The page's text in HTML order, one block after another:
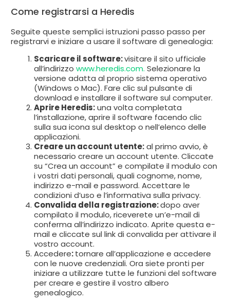
Come registrarsi a Heredis
Seguite queste semplici istruzioni passo passo per
registrarvi e iniziare a usare il software di genealogia:
Scaricare il software:visitare il sito ufficiale
all’indirizzo www.heredis.com. Selezionare la
versione adatta al proprio sistema operativo
(Windows o Mac). Fare clic sul pulsante di
download e installare il software sul computer.
Aprire Heredis:una volta completata
l’installazione, aprire il software facendo clic
sulla sua icona sul desktop o nell’elenco delle
applicazioni.
Creare un account utente:al primo avvio, è
necessario creare un account utente. Cliccate
su “Crea un account” e compilate il modulo con
i vostri dati personali, quali cognome, nome,
indirizzo e-mail e password. Accettare le
condizioni d’uso e l’informativa sulla privacy.
Convalida della registrazione:dopo aver
compilato il modulo, riceverete un’e-mail di
conferma all’indirizzo indicato. Aprite questa e-
mail e cliccate sul link di convalida per attivare il
vostro account.
Accedere:tornare all’applicazione e accedere
con le nuove credenziali. Ora siete pronti per
iniziare a utilizzare tutte le funzioni del software
per creare e gestire il vostro albero
genealogico.